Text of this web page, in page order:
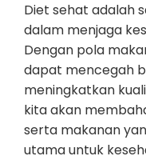
Diet sehat adalah
dalam menjaga
Dengan pola
dapat mencegah
meningkatkan
kita akan
serta makanan
utama untuk